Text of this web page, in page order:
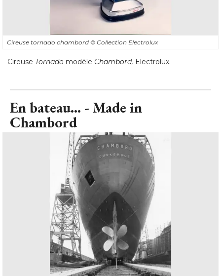
Cireuse tornado chambord © Collection Electrolux
Cireuse Tornado modèle Chambord, Electrolux.
En bateau... - Made in
Chambord